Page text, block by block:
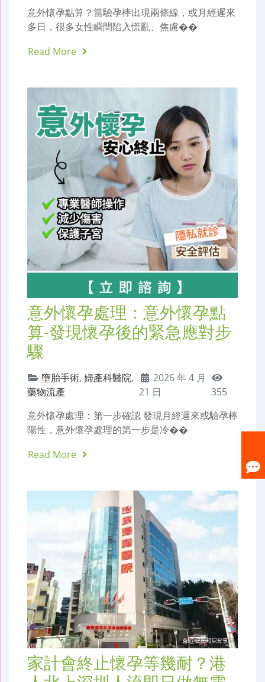
意外懷孕點算？當驗孕棒出現兩條線，或月經遲來
多日，很多女性瞬間陷入慌亂、焦慮��
Read More
意外懷孕處理：意外懷孕點
算-發現懷孕後的緊急應對步
驟
墮胎手術, 婦產科醫院,
藥物流產
2026 年 4 月
21 日
355
意外懷孕處理：第一步確認 發現月經遲來或驗孕棒
陽性，意外懷孕處理的第一步是冷��
Read More
家計會終止懷孕等幾耐？港